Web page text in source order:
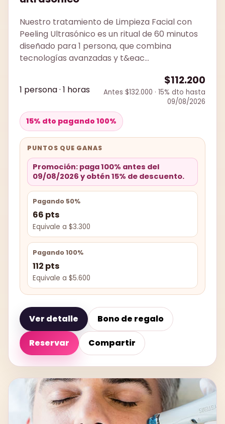
Nuestro tratamiento de Limpieza Facial con
Peeling Ultrasónico es un ritual de 60 minutos
diseñado para 1 persona, que combina
tecnologías avanzadas y t&eac...
1 persona · 1 horas
$112.200
Antes $132.000 · 15% dto hasta
09/08/2026
15% dto pagando 100%
PUNTOS QUE GANAS
Promoción: paga 100% antes del
09/08/2026 y obtén 15% de descuento.
Pagando 50%
66 pts
Equivale a $3.300
Pagando 100%
112 pts
Equivale a $5.600
Ver detalle Bono de regalo
Reservar Compartir